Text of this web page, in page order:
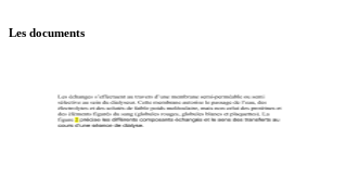
Les documents